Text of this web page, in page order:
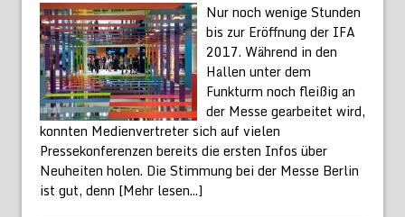
Nur noch wenige Stunden
bis zur Eröffnung der IFA
2017. Während in den
Hallen unter dem
Funkturm noch fleißig an
der Messe gearbeitet wird,
konnten Medienvertreter sich auf vielen
Pressekonferenzen bereits die ersten Infos über
Neuheiten holen. Die Stimmung bei der Messe Berlin
ist gut, denn [Mehr lesen...]